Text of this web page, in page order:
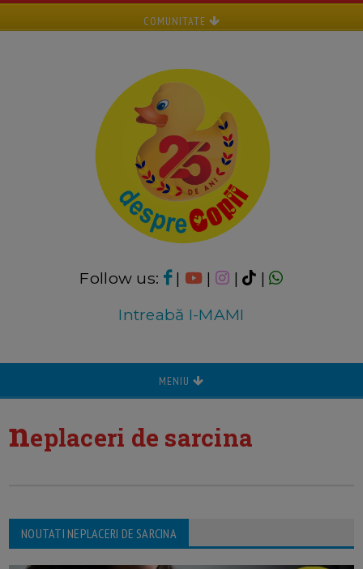
COMUNITATE
Follow us: | | |
|
Intreabă I-MAMI
MENIU
neplaceri de sarcina
NOUTATI NEPLACERI DE SARCINA